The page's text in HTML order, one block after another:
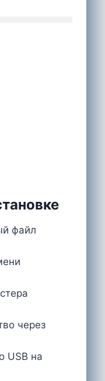
файл
через
USB на